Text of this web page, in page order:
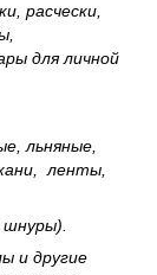
расчески,
для личной
льняные,
ленты,
и другие